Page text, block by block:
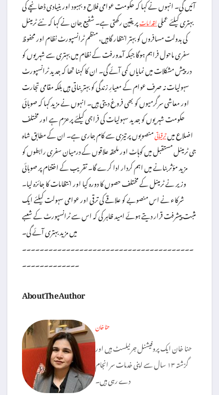
آئیں گی۔ انہوں نے کہا کہ حکومت عوامی فلاح و بہبود اور بنیادی ڈھانچے کی
بہتری کیلئے عملیاقداماتپر یقین رکھتی ہے۔ شفیع جان نے کہا کہ نئے ٹرمینل
کی بدولت مسافروں کو بہتر انتظار گاہیں، منظم ٹرانسپورٹ نظام اور محفوظ
سفری ماحول فراہم ہوگا جبکہ آمدورفت کے نظام میں بہتری سے شہریوں کو
درپیش مشکلات میں نمایاں کمی آئے گی۔ ان کا کہنا تھا کہ جدید ٹرانسپورٹ
سہولیات نہ صرف عوام کے معیارِ زندگی کو بہتر بناتی ہیں بلکہ مقامی تجارت
اور معاشی سرگرمیوں کو بھی فروغ دیتی ہیں۔ انہوں نے مزید کہا کہ صوبائی
حکومت شہریوں کو جدید سہولیات کی فراہمی کیلئے پرعزم ہے اور مختلف
اضلاع میںترقیاتیمنصوبوں پر تیزی سے کام جاری ہے۔ ان کے مطابق شاہ
جی ٹرمینل مستقبل میں کوہاٹ اور ملحقہ علاقوں کے درمیان سفری رابطوں کو
مزید مؤثر بنانے میں اہم کردار ادا کرے گا۔ تقریب کے اختتام پر صوبائی
وزیر نے ٹرمینل کے مختلف حصوں کا دورہ کیا اور انتظامات کا جائزہ لیا۔
شرکاء نے اس منصوبے کو علاقے کی ترقی اور عوامی سہولت کیلئے ایک
مثبت پیشرفت قرار دیتے ہوئے امید ظاہر کی کہ اس سے ٹرانسپورٹ کے شعبے
میں مزید بہتری آئے گی۔
۔۔۔۔۔۔۔۔۔۔۔۔۔۔۔۔۔۔۔۔۔۔۔۔۔۔۔۔۔۔۔۔۔۔۔۔۔۔۔
۔۔۔۔۔۔۔۔۔۔۔۔۔
About The Author
حنا خان
حنا خان ایک پروفیشنل جرنیلسٹ ہیں اور
گزشتہ ۱۳ سال سے اپنی خدمات سر انجام
دے رہی ہیں۔